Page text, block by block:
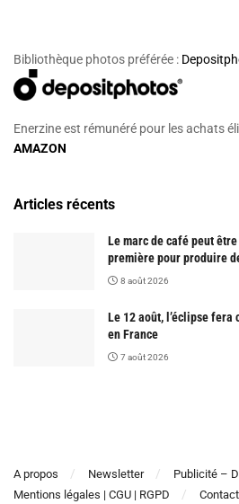
Bibliothèque photos préférée :
Enerzine est rémunéré pour les achats
AMAZON
Articles récents
Le marc de café peut
première pour produire
8 août 2026
Le 12 août, l’éclipse
en France
7 août 2026
A propos Newsletter
Publicité –
Mentions légales | CGU | RGPD
Contact